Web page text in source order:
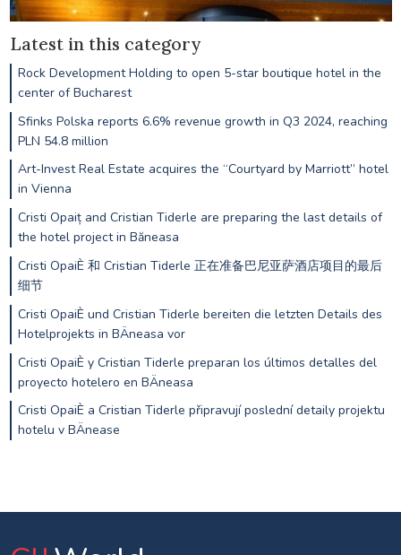
Latest in this category
Rock Development Holding to open 5-star boutique hotel in the
center of Bucharest
Sfinks Polska reports 6.6% revenue growth in Q3 2024, reaching
PLN 54.8 million
Art-Invest Real Estate acquires the “Courtyard by Marriott” hotel
in Vienna
Cristi Opaiț and Cristian Tiderle are preparing the last details of
the hotel project in Băneasa
Cristi OpaiÈ 和 Cristian Tiderle 正在准备巴尼亚萨酒店项目的最后
细节
Cristi OpaiÈ und Cristian Tiderle bereiten die letzten Details des
Hotelprojekts in BÄneasa vor
Cristi OpaiÈ y Cristian Tiderle preparan los últimos detalles del
proyecto hotelero en BÄneasa
Cristi OpaiÈ a Cristian Tiderle připravují poslední detaily projektu
hotelu v BÄnease